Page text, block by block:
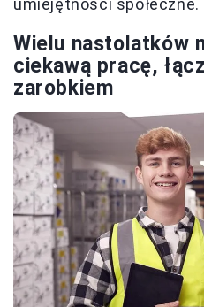
umiejętności społeczne.
Wielu nastolatków
ciekawą pracę,
zarobkiem